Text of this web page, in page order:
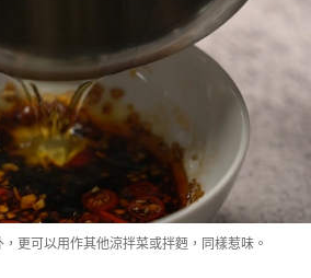
更可以用作其他涼拌菜或拌麪，同樣惹味。